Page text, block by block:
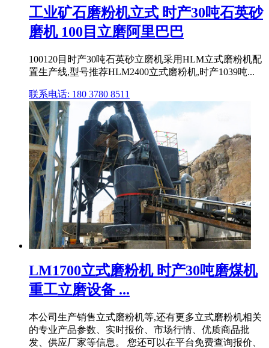
工业矿石磨粉机立式 时产30吨石英砂
磨机 100目立磨阿里巴巴
100120目时产30吨石英砂立磨机采用HLM立式磨粉机配
置生产线,型号推荐HLM2400立式磨粉机,时产1039吨...
联系电话: 180 3780 8511
LM1700立式磨粉机 时产30吨磨煤机
重工立磨设备 ...
本公司生产销售立式磨粉机等,还有更多立式磨粉机相关
的专业产品参数、实时报价、市场行情、优质商品批
发、供应厂家等信息。 您还可以在平台免费查询报价、